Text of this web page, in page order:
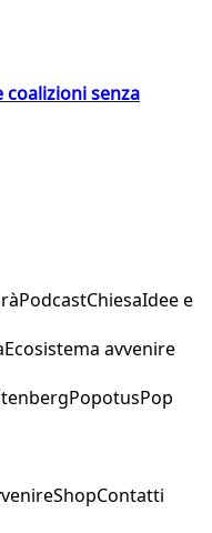
senza
PodcastChiesaIdee e
Ecosistema avvenire
PopotusPop
ShopContatti